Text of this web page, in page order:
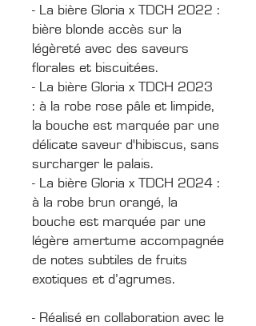
- La bière Gloria x TDCH 2022 :
bière blonde accès sur la
légèreté avec des saveurs
florales et biscuitées.
- La bière Gloria x TDCH 2023
: à la robe rose pâle et limpide,
la bouche est marquée par une
délicate saveur d'hibiscus, sans
surcharger le palais.
- La bière Gloria x TDCH 2024 :
à la robe brun orangé, la
bouche est marquée par une
légère amertume accompagnée
de notes subtiles de fruits
exotiques et d’agrumes.
- Réalisé en collaboration avec le